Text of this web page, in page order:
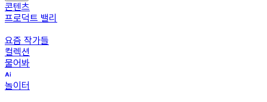
콘텐츠
프로덕트 밸리
요즘 작가들
컬렉션
물어봐
놀이터